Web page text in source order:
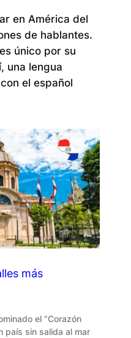
en América del
de hablantes.
único por su
una lengua
el español
más
el “Corazón
país sin salida al mar